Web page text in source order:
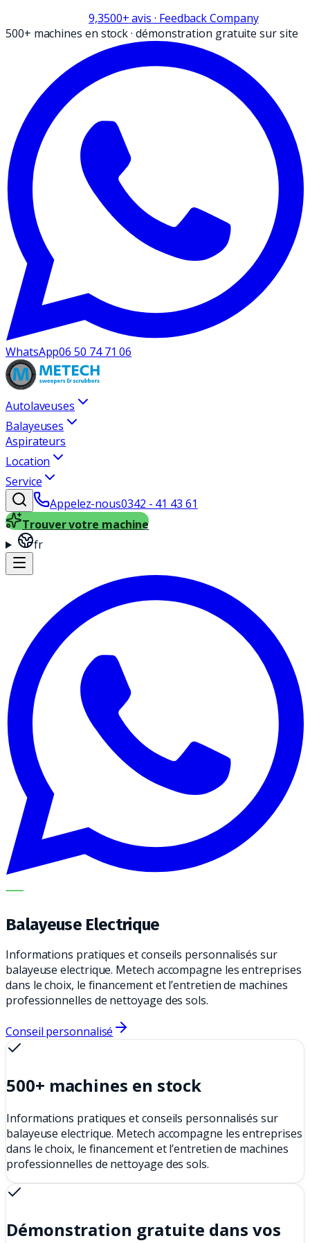
9,3500+avis · Feedback Company
500+ machines en stock·démonstration gratuite sur site
WhatsApp06 50 74 71 06
Autolaveuses
Balayeuses
Aspirateurs
Location
Service
Appelez-nous0342 - 41 43 61
Trouver votre machine
fr
METECH
Balayeuse Electrique
Informations pratiques et conseils personnalisés sur
balayeuse electrique. Metech accompagne les entreprises
dans le choix, le financement et l’entretien de machines
professionnelles de nettoyage des sols.
Conseil personnalisé
500+ machines en stock
Informations pratiques et conseils personnalisés sur
balayeuse electrique. Metech accompagne les entreprises
dans le choix, le financement et l’entretien de machines
professionnelles de nettoyage des sols.
Démonstration gratuite dans vos